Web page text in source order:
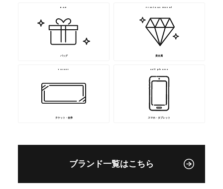
BAG
バッグ
Precious metal
貴金属
TICKET
チケット・金券
cell phone
スマホ・タブレット
ブランド一覧はこちら